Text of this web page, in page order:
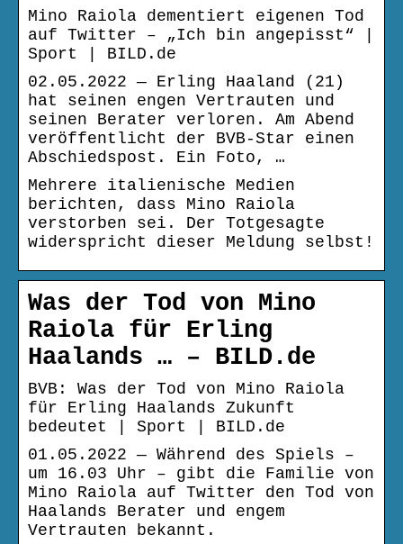
Mino Raiola dementiert eigenen Tod
auf Twitter – „Ich bin angepisst“ |
Sport | BILD.de
02.05.2022 — Erling Haaland (21)
hat seinen engen Vertrauten und
seinen Berater verloren. Am Abend
veröffentlicht der BVB-Star einen
Abschiedspost. Ein Foto, …
Mehrere italienische Medien
berichten, dass Mino Raiola
verstorben sei. Der Totgesagte
widerspricht dieser Meldung selbst!
Was der Tod von Mino
Raiola für Erling
Haalands … – BILD.de
BVB: Was der Tod von Mino Raiola
für Erling Haalands Zukunft
bedeutet | Sport | BILD.de
01.05.2022 — Während des Spiels –
um 16.03 Uhr – gibt die Familie von
Mino Raiola auf Twitter den Tod von
Haalands Berater und engem
Vertrauten bekannt.